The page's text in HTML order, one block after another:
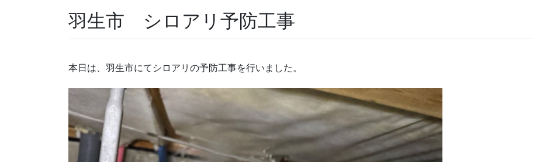
羽生市 シロアリ予防工事
本日は、羽生市にてシロアリの予防工事を行いました。